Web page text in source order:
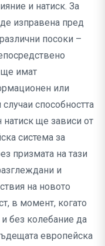
и натиск. За
изправена пред
посоки –
ще имат
или
способността
натиск ще зависи от
система за
призмата на тази
и
на новото
в момент, когато
без колебание да
европейска